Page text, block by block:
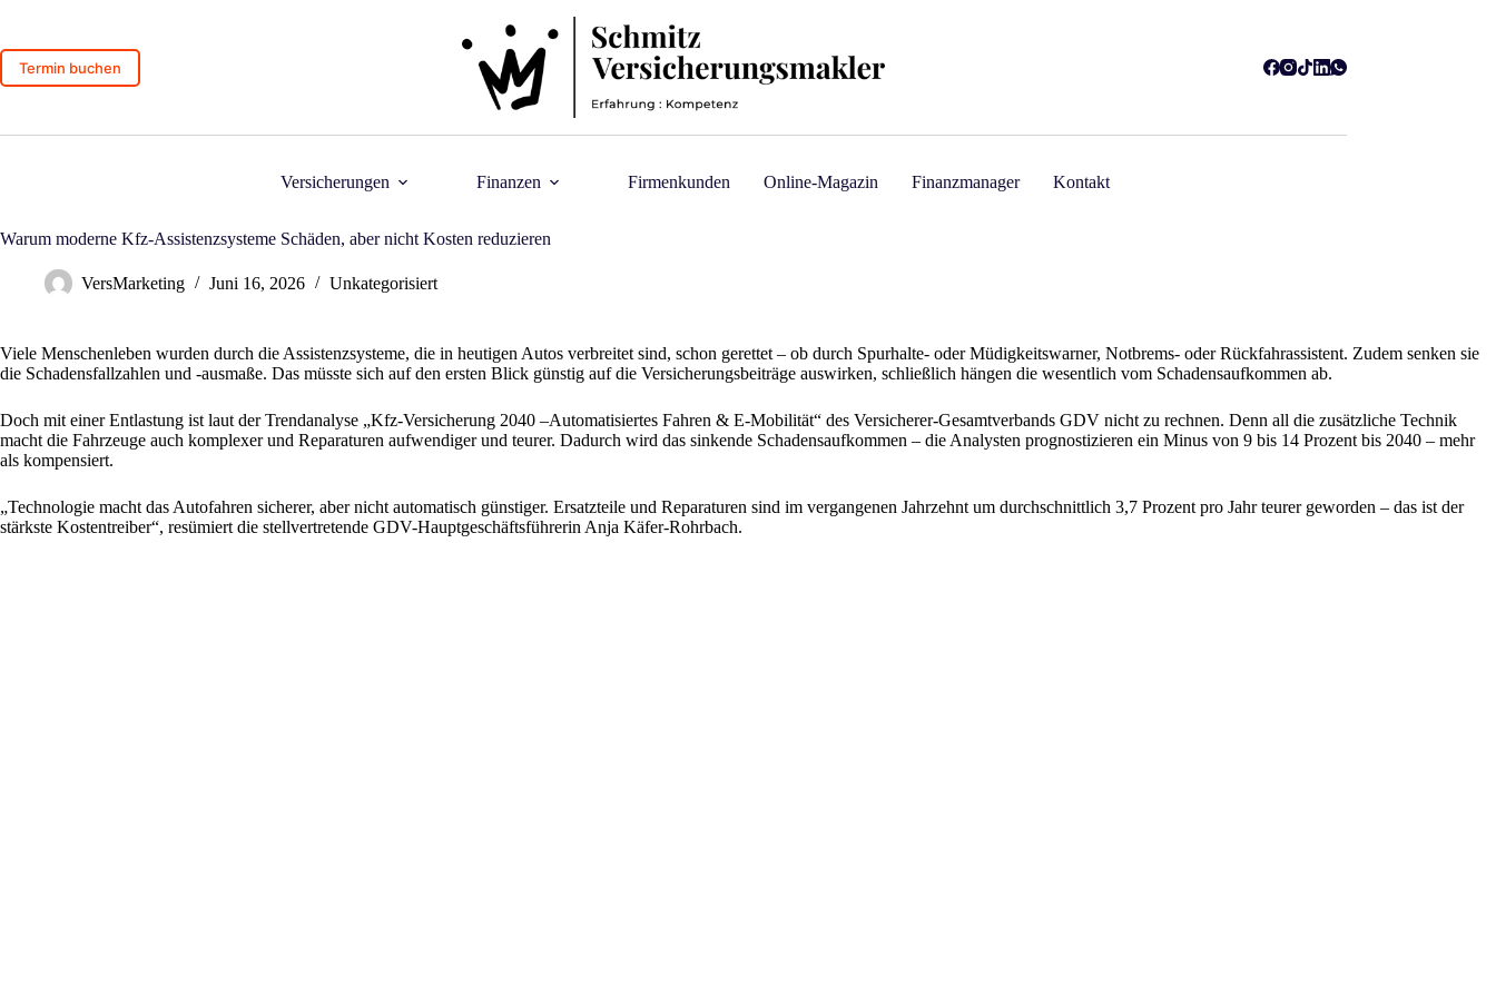
springen
Termin buchen
Versicherungen Finanzen Firmenkunden Online-Magazin Finanzmanager Kontakt
Warum moderne Kfz-Assistenzsysteme Schäden, aber nicht Kosten reduzieren
VersMarketing Juni 16, 2026 Unkategorisiert
Viele Menschenleben wurden durch die Assistenzsysteme, die in heutigen Autos verbreitet sind, schon gerettet – ob durch Spurhalte- oder Müdigkeitswarner, Notbrems- oder Rückfahrassistent. Zudem senken sie
die Schadensfallzahlen und -ausmaße. Das müsste sich auf den ersten Blick günstig auf die Versicherungsbeiträge auswirken, schließlich hängen die wesentlich vom Schadensaufkommen ab.
Doch mit einer Entlastung ist laut der Trendanalyse „Kfz-Versicherung 2040 –Automatisiertes Fahren & E-Mobilität“ des Versicherer-Gesamtverbands GDV nicht zu rechnen. Denn all die zusätzliche Technik
macht die Fahrzeuge auch komplexer und Reparaturen aufwendiger und teurer. Dadurch wird das sinkende Schadensaufkommen – die Analysten prognostizieren ein Minus von 9 bis 14 Prozent bis 2040 – mehr
als kompensiert.
„Technologie macht das Autofahren sicherer, aber nicht automatisch günstiger. Ersatzteile und Reparaturen sind im vergangenen Jahrzehnt um durchschnittlich 3,7 Prozent pro Jahr teurer geworden – das ist der
stärkste Kostentreiber“, resümiert die stellvertretende GDV-Hauptgeschäftsführerin Anja Käfer-Rohrbach.